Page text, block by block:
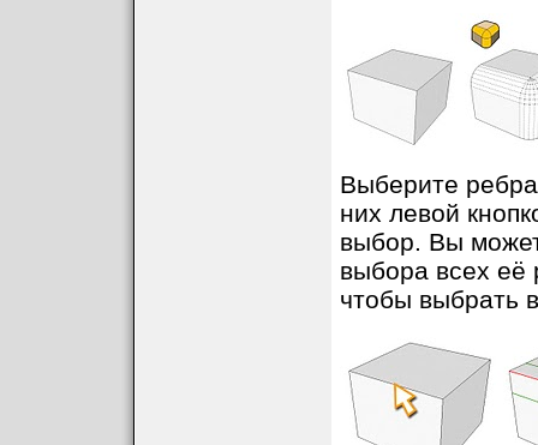
Выберите
них левой
выбор. Вы
выбора всех её
чтобы выбрать